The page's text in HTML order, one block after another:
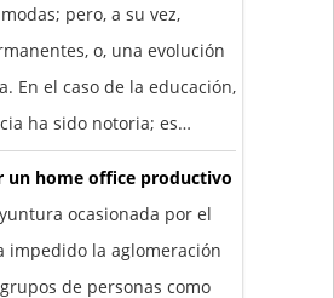
pero, a su vez,
o, una evolución
En el caso de la educación,
ha sido notoria; es…
un home office productivo
ocasionada por el
impedido la aglomeración
de personas como